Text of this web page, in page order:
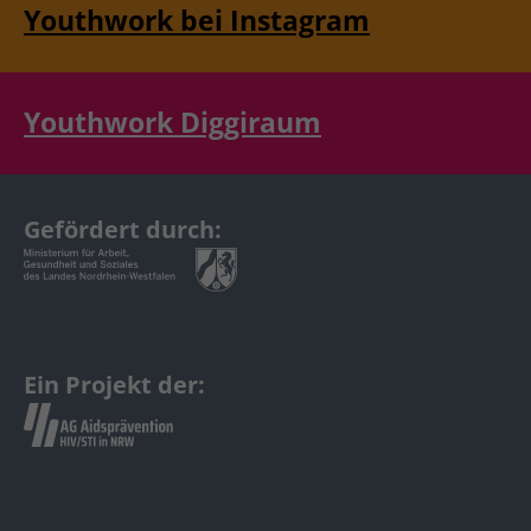
Youthwork bei Instagram
Youthwork Diggiraum
Gefördert durch:
Ein Projekt der: